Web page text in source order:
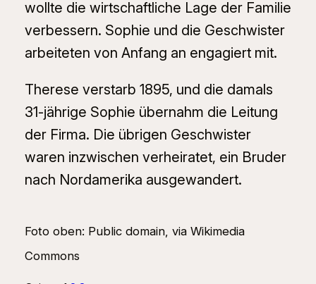
wollte die wirtschaftliche Lage der Familie
verbessern. Sophie und die Geschwister
arbeiteten von Anfang an engagiert mit.
Therese verstarb 1895, und die damals
31-jährige Sophie übernahm die Leitung
der Firma. Die übrigen Geschwister
waren inzwischen verheiratet, ein Bruder
nach Nordamerika ausgewandert.
Foto oben: Public domain, via Wikimedia
Commons